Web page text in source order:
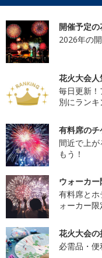
開催予定
2026年の
花火大会
毎日更新
別にランキ
有料席の
間近で上
もう！
ウォーカ
有料席と
ォーカー限
花火大会の
必需品・便